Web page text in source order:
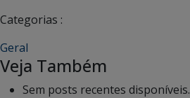
Categorias :
Geral
Veja Também
Sem posts recentes disponíveis.